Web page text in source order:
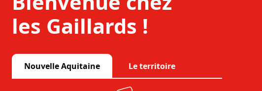
les Gaillards !
Nouvelle Aquitaine Le territoire